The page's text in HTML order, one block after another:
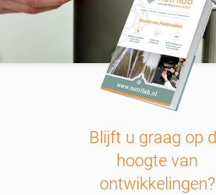
Blijft u graag op
hoogte van
ontwikkelingen?